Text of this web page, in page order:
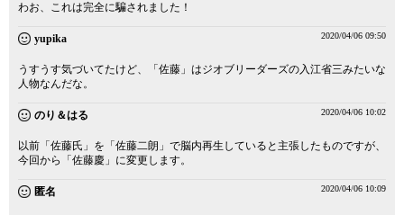
わお、これは完全に騙されました！
yupika 2020/04/06 09:50
うすうす気づいてたけど、「佐藤」はジオブリーダーズの入江省三みたいな
人物なんだな。
のり＆はる 2020/04/06 10:02
以前「佐藤氏」を「佐藤二朗」で脳内再生していると主張したものですが、
今回から「佐藤慶」に変更します。
匿名 2020/04/06 10:09